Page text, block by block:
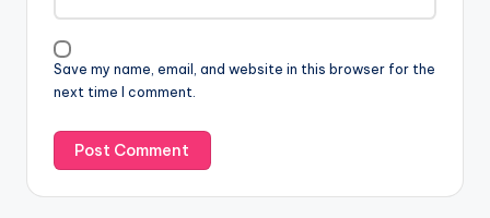
Save my name, email, and website in this browser for the
next time I comment.